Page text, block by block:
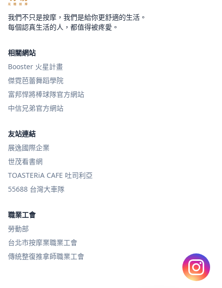
我們不只是按摩，我們是給你更舒適的生活。
每個認真生活的人，都值得被疼愛。
相關網站
Booster 火星計畫
傑霓芭蕾舞蹈學院
富邦悍將棒球隊官方網站
中信兄弟官方網站
友站連結
展逸國際企業
世茂看書網
TOASTERiA CAFE 吐司利亞
55688 台灣大車隊
職業工會
勞動部
台北市按摩業職業工會
傳統整復推拿師職業工會